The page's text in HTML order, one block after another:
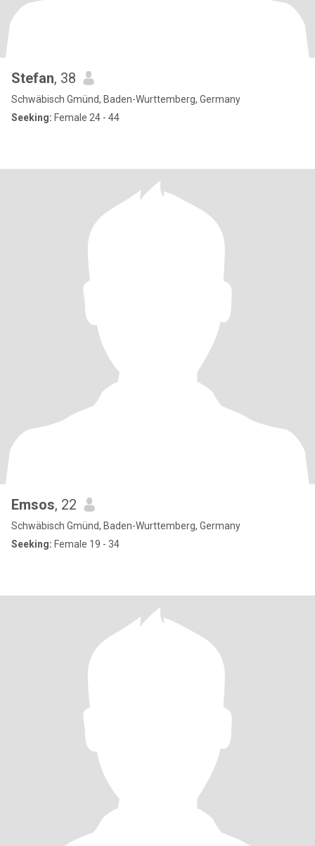
Stefan, 38
Schwäbisch Gmünd, Baden-Wurttemberg, Germany
Seeking: Female 24 - 44
Emsos, 22
Schwäbisch Gmünd, Baden-Wurttemberg, Germany
Seeking: Female 19 - 34